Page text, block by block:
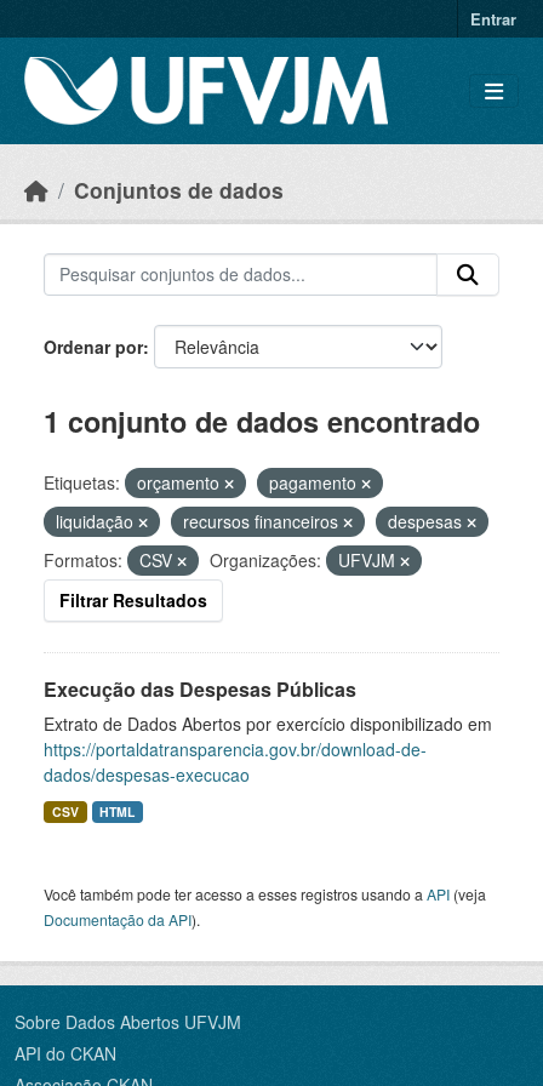
Entrar
Conjuntos de dados
Ordenar por
1 conjunto de dados encontrado
Etiquetas: orçamento
pagamento
liquidação
recursos financeiros
despesas
Formatos:
CSV Organizações:
UFVJM
Filtrar Resultados
Execução das Despesas Públicas
Extrato de Dados Abertos por exercício disponibilizado em
https://portaldatransparencia.gov.br/download-de-
dados/despesas-execucao
CSV HTML
Você também pode ter acesso a esses registros usando a API (veja
Documentação da API).
Sobre Dados Abertos UFVJM
API do CKAN